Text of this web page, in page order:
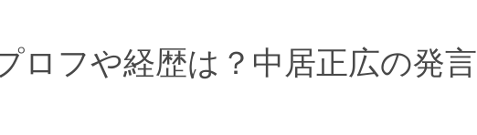
ロフや経歴は？中居正広の発言